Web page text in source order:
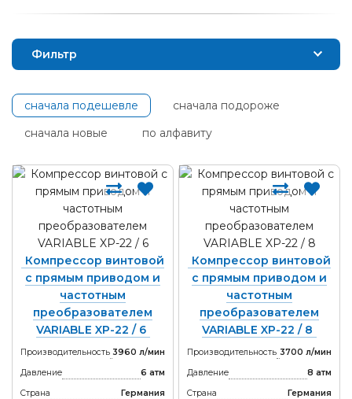
Фильтр
сначала подешевле
сначала подороже
сначала новые
по алфавиту
Компрессор винтовой
с прямым приводом и
частотным
преобразователем
VARIABLE XP-22 / 6
Производительность 3960 л/мин
Давление
6 атм
Страна
Германия
Компрессор винтовой
с прямым приводом и
частотным
преобразователем
VARIABLE XP-22 / 8
Производительность 3700 л/мин
Давление
8 атм
Страна
Германия